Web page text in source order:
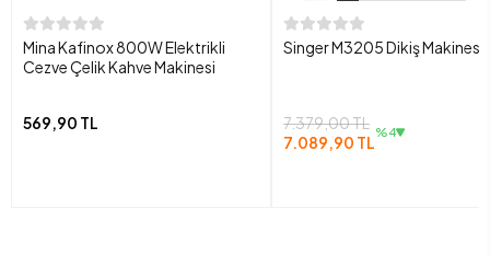
Mina Kafinox 800W Elektrikli
Cezve Çelik Kahve Makinesi
569,90 TL
Singer M3205 Dikiş Makinesi
7.379,00 TL
7.089,90 TL %4